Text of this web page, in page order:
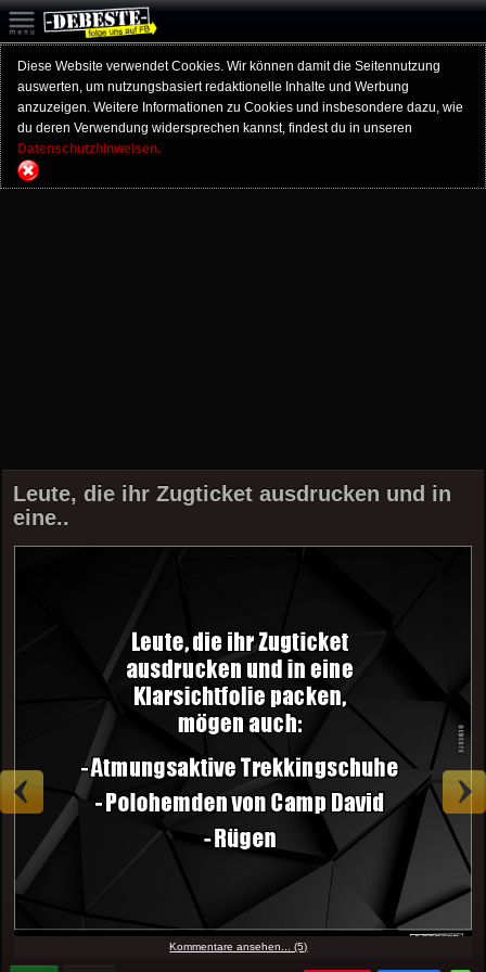
Diese Website verwendet Cookies. Wir können damit die Seitennutzung
auswerten, um nutzungsbasiert redaktionelle Inhalte und Werbung
anzuzeigen. Weitere Informationen zu Cookies und insbesondere dazu, wie
du deren Verwendung widersprechen kannst, findest du in unseren
Datenschutzhinweisen.
Leute, die ihr Zugticket ausdrucken und in
eine..
Kommentare ansehen... (5)